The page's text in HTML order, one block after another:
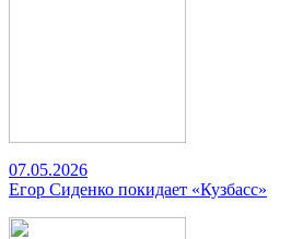
07.05.2026
Егор Сиденко покидает «Кузбасс»